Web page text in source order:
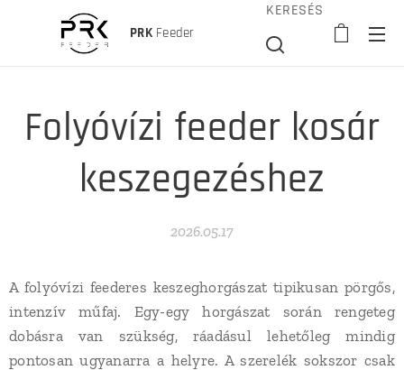
PRKFeeder
KERESÉS
Folyóvízi feeder kosár
keszegezéshez
2026.05.17
A folyóvízi feederes keszeghorgászat tipikusan pörgős,
intenzív műfaj. Egy-egy horgászat során rengeteg
dobásra van szükség, ráadásul lehetőleg mindig
pontosan ugyanarra a helyre. A szerelék sokszor csak